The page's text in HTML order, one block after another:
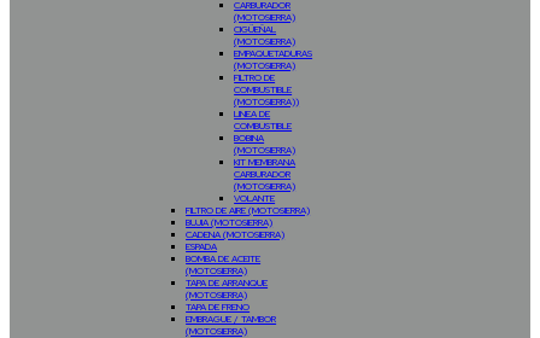
CARBURADOR
(MOTOSIERRA)
CIGÜEÑAL
(MOTOSIERRA)
EMPAQUETADURAS
(MOTOSIERRA)
FILTRO DE
COMBUSTIBLE
(MOTOSIERRA))
LINEA DE
COMBUSTIBLE
BOBINA
(MOTOSIERRA)
KIT MEMBRANA
CARBURADOR
(MOTOSIERRA)
VOLANTE
FILTRO DE AIRE (MOTOSIERRA)
BUJIA (MOTOSIERRA)
CADENA (MOTOSIERRA)
ESPADA
BOMBA DE ACEITE
(MOTOSIERRA)
TAPA DE ARRANQUE
(MOTOSIERRA)
TAPA DE FRENO
EMBRAGUE / TAMBOR
(MOTOSIERRA)